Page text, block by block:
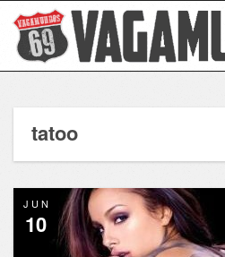
tatoo
JUN
10